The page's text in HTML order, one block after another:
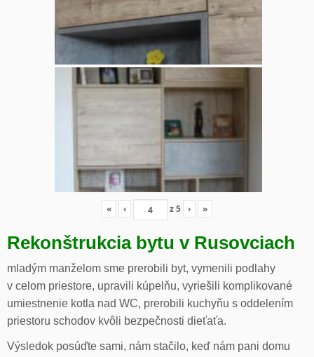
« ‹ z5 › »
Rekonštrukcia bytu v Rusovciach
mladým manželom sme prerobili byt, vymenili podlahy
v celom priestore, upravili kúpelňu, vyriešili komplikované
umiestnenie kotla nad WC, prerobili kuchyňu s oddelením
priestoru schodov kvôli bezpečnosti dieťaťa.
Výsledok posúďte sami, nám stačilo, keď nám pani domu